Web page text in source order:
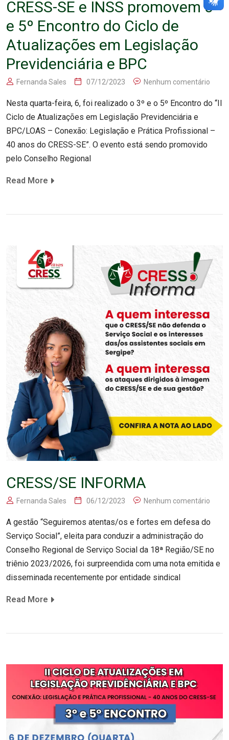
CRESS-SE e INSS promovem 3º
e 5º Encontro do Ciclo de
Atualizações em Legislação
Previdenciária e BPC
Fernanda Sales 07/12/2023 Nenhum comentário
Nesta quarta-feira, 6, foi realizado o 3º e o 5º Encontro do “II
Ciclo de Atualizações em Legislação Previdenciária e
BPC/LOAS – Conexão: Legislação e Prática Profissional –
40 anos do CRESS-SE”. O evento está sendo promovido
pelo Conselho Regional
Read More
CRESS/SE INFORMA
Fernanda Sales 06/12/2023 Nenhum comentário
A gestão “Seguiremos atentas/os e fortes em defesa do
Serviço Social”, eleita para conduzir a administração do
Conselho Regional de Serviço Social da 18ª Região/SE no
triênio 2023/2026, foi surpreendida com uma nota emitida e
disseminada recentemente por entidade sindical
Read More